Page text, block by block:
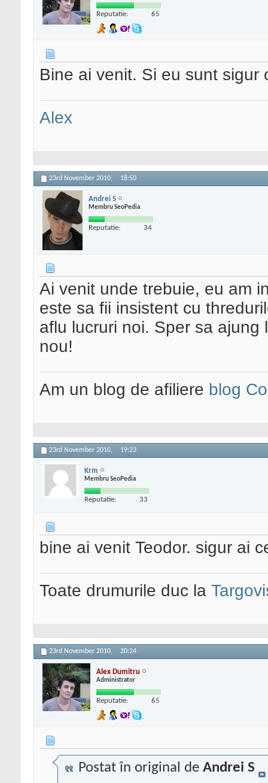
Reputatie: 65
Bine ai venit. Si eu sunt
Alex
23rd November 2010, 18:50
Andrei S
Membru SeoPedia
Reputatie: 34
Ai venit unde trebuie, eu am
este sa fii insistent cu
aflu lucruri noi. Sper sa
nou!
Am un blog de afiliere blog
23rd November 2010, 19:23
Krm
Membru SeoPedia
Reputatie: 33
bine ai venit Teodor. sigur ai
Toate drumurile duc la
23rd November 2010, 20:24
Alex Dumitru
Administrator
Reputatie: 65
Postat în original de Andrei S